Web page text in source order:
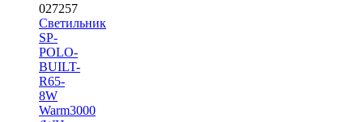
027257
Светильник
SP-
POLO-
BUILT-
R65-
8W
Warm3000